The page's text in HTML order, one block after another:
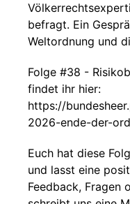
befragt. Ein
Weltordnung und
Folge #38 -
findet ihr hier:
https://
2026-ende-der-
Euch hat diese
und lasst eine
Feedback, Fragen